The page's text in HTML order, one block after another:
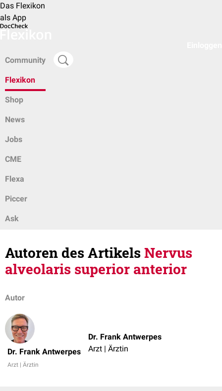
Das Flexikon
als App
Community
Flexikon
Shop
News
Jobs
CME
Flexa
Piccer
Ask
Autoren des ArtikelsNervus
alveolaris superior anterior
Autor
Dr. Frank Antwerpes
Arzt | Ärztin
Dr. Frank Antwerpes
Arzt | Ärztin